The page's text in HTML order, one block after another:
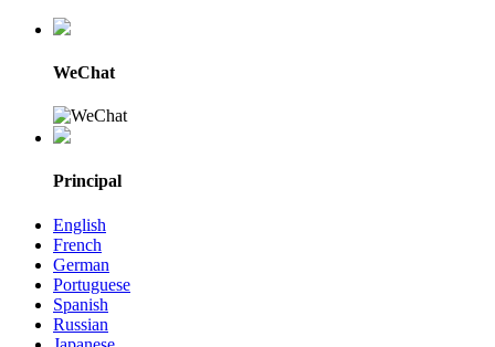
WeChat
Principal
English
French
German
Portuguese
Spanish
Russian